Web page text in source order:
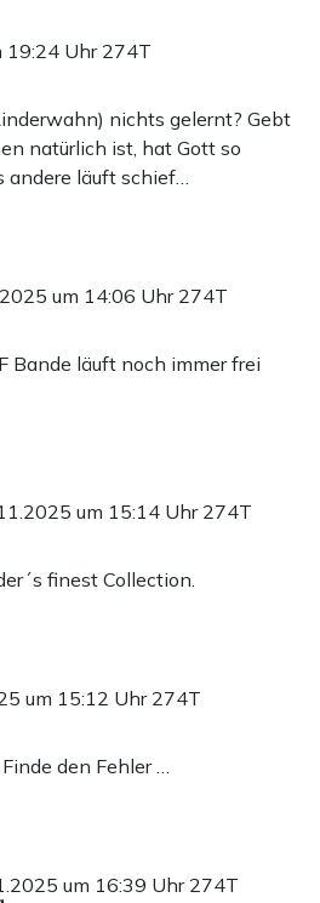
19:24 Uhr 274T
nichts gelernt? Gebt
natürlich ist, hat Gott so
andere läuft schief…
um 14:06 Uhr 274T
Bande läuft noch immer frei
um 15:14 Uhr 274T
finest Collection.
um 15:12 Uhr 274T
den Fehler …
um 16:39 Uhr 274T